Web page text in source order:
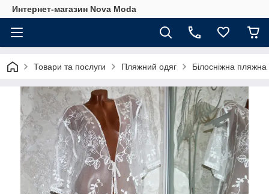
Интернет-магазин Nova Moda
Товари та послуги Пляжний одяг Білосніжна